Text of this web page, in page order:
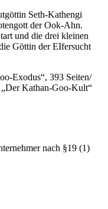
Seth-Kathengi
der Ook-Ahn.
und die drei kleinen
Göttin der EIfersucht
Exodus“, 393 Seiten/
„Der Kathan-Goo-Kult“
nach §19 (1)